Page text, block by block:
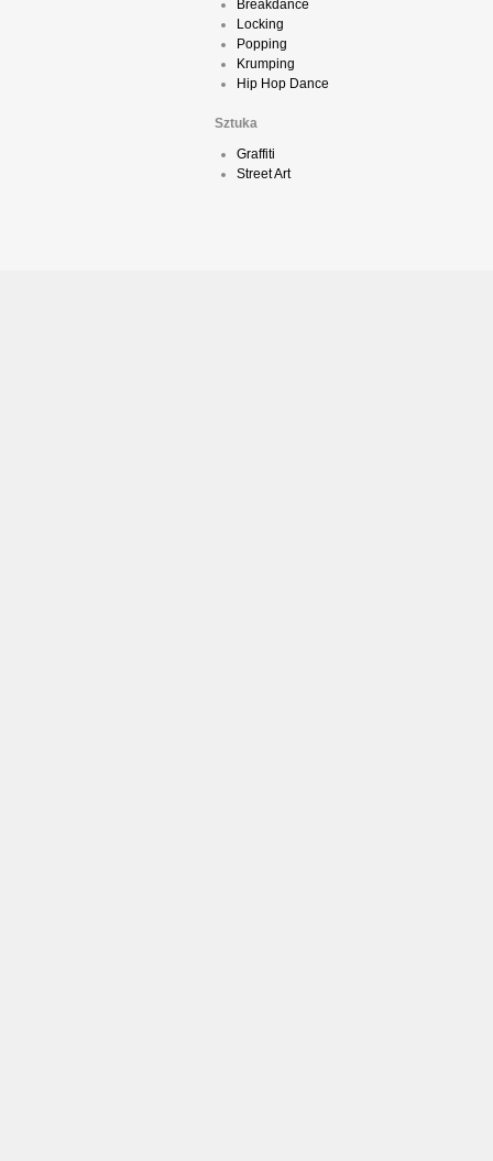
Breakdance
Locking
Popping
Krumping
Hip Hop Dance
Sztuka
Graffiti
Street Art